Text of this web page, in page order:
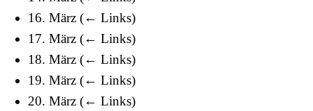
16. März (← Links)
17. März (← Links)
18. März (← Links)
19. März (← Links)
20. März (← Links)